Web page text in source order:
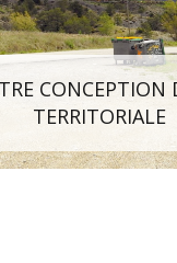
CONCEPTION
TERRITORIALE